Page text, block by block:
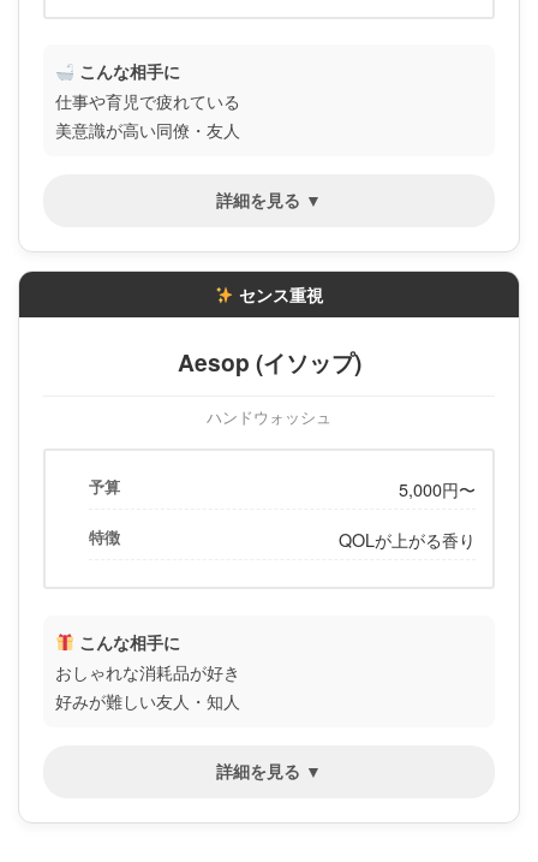
こんな相手に
仕事や育児で疲れている
美意識が高い同僚・友人
詳細を見る ▼
センス重視
Aesop (イソップ)
ハンドウォッシュ
予算 5,000円〜
特徴 QOLが上がる香り
こんな相手に
おしゃれな消耗品が好き
好みが難しい友人・知人
詳細を見る ▼